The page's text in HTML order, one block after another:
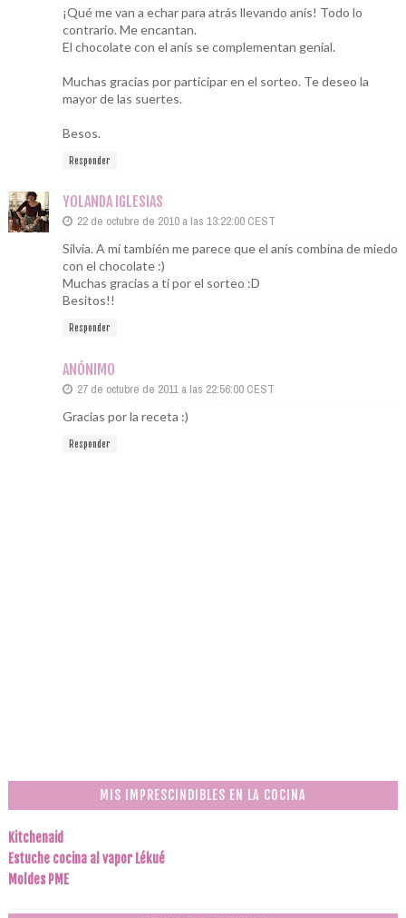
¡Qué me van a echar para atrás llevando anís! Todo lo
contrario. Me encantan.
El chocolate con el anís se complementan genial.
Muchas gracias por participar en el sorteo. Te deseo la
mayor de las suertes.
Besos.
Responder
YOLANDA IGLESIAS
22 de octubre de 2010 a las 13:22:00 CEST
Silvia. A mí también me parece que el anís combina de miedo
con el chocolate :)
Muchas gracias a ti por el sorteo :D
Besitos!!
Responder
ANÓNIMO
27 de octubre de 2011 a las 22:56:00 CEST
Gracias por la receta :)
Responder
MIS IMPRESCINDIBLES EN LA COCINA
Kitchenaid
Estuche cocina al vapor Lékué
Moldes PME